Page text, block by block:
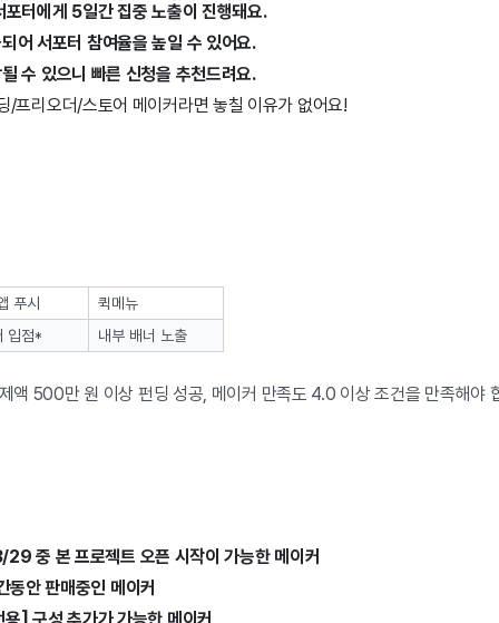
터에게 5일간 집중 노출이 진행돼요.
어 서포터 참여율을 높일 수 있어요.
수 있으니 빠른 신청을 추천드려요.
/프리오더/스토어 메이커라면 놓칠 이유가 없어요!
푸시
퀵메뉴
입점*
내부 배너 노출
액 500만 원 이상 펀딩 성공, 메이커 만족도 4.0 이상 조건을 만족해야
중 본 프로젝트 오픈 시작이 가능한 메이커
동안 판매중인 메이커